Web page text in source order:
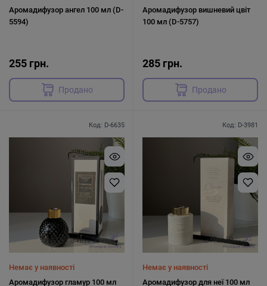
Аромадифузор ангел 100 мл (D-
5594)
255 грн.
Продано
Аромадифузор вишневий цвіт
100 мл (D-5757)
285 грн.
Продано
Код: D-6635
Немає у наявності
Аромадифузор гламур 100 мл
Код: D-3981
Немає у наявності
Аромадифузор для неї 100 мл